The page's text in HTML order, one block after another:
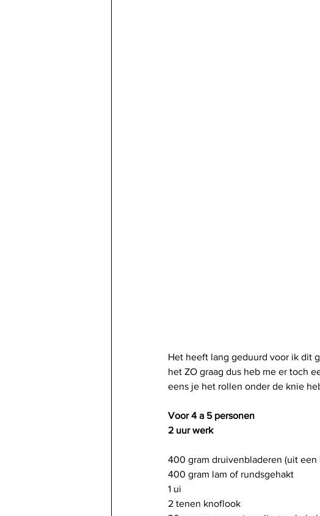
Het heeft lang geduurd voor ik dit
het ZO graag dus heb me er toch
eens je het rollen onder de knie
Voor 4 a 5 personen
2 uur werk
400 gram druivenbladeren (uit een
400 gram lam of rundsgehakt
1 ui
2 tenen knoflook